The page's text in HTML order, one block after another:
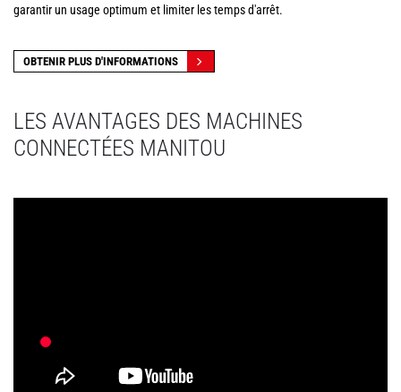
garantir un usage optimum et limiter les temps d'arrêt.
OBTENIR PLUS D'INFORMATIONS
LES AVANTAGES DES MACHINES
CONNECTÉES MANITOU